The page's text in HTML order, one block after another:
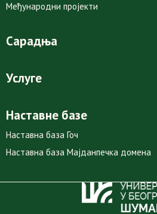
Међународни пројекти
Сарадња
Услуге
Наставне базе
Наставна база Гоч
Наставна база Мајданпечка домена